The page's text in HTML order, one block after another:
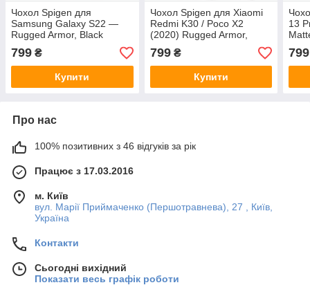
Чохол Spigen для
Samsung Galaxy S22 —
Rugged Armor, Black
(ACS03986)
799 ₴
Купити
Чохол Spigen для Xiaomi
Redmi K30 / Poco X2
(2020) Rugged Armor,
Matte Black (ACS00697)
799₴
Купити
13
799
Про нас
100% позитивних з 46 відгуків за рік
Працює з 17.03.2016
м. Київ
вул. Марії Приймаченко (Першотравнева), 27 , Київ,
Україна
Контакти
Сьогодні вихідний
Показати весь графік роботи